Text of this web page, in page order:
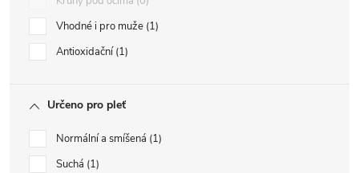
Vhodné i pro muže 1
Antioxidační 1
Určeno pro pleť
Normální a smíšená 1
Suchá 1